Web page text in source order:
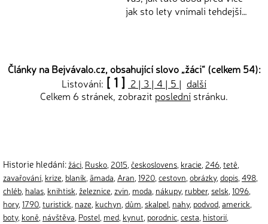
jak sto lety vnímali tehdejší…
Články na Bejvávalo.cz, obsahující slovo „žáci“ (celkem 54):
Listování: [ 1 ] 2 | 3 | 4 | 5 | další
Celkem 6 stránek, zobrazit poslední stránku.
Historie hledání:žáci Rusko 2015 českoslovens kracie 246 tetê
zavařování krize blaník ãmada Aran 1920 cestovn obrázky, dopis 498
chléb halas knihtisk železnice zvin moda nákupy, rubber, selsk 1096
hory, 1790 turistick naze kuchyn dům skalpel nahy, podvod americk
boty, koně návštěva Postel med kynut porodnic cesta historií